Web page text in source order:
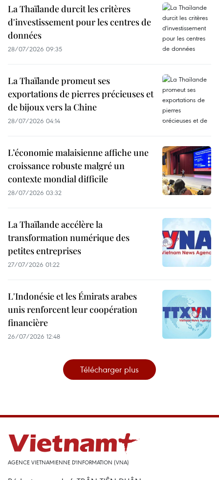
La Thaïlande durcit les critères
d'investissement pour les centres de
données
28/07/2026 09:35
La Thaïlande promeut ses
exportations de pierres précieuses et
de bijoux vers la Chine
28/07/2026 04:14
L’économie malaisienne affiche une
croissance robuste malgré un
contexte mondial difficile
28/07/2026 03:32
La Thaïlande accélère la
transformation numérique des
petites entreprises
27/07/2026 01:22
L'Indonésie et les Émirats arabes
unis renforcent leur coopération
financière
26/07/2026 12:48
Télécharger plus
AGENCE VIETNAMIENNE D'INFORMATION (VNA)